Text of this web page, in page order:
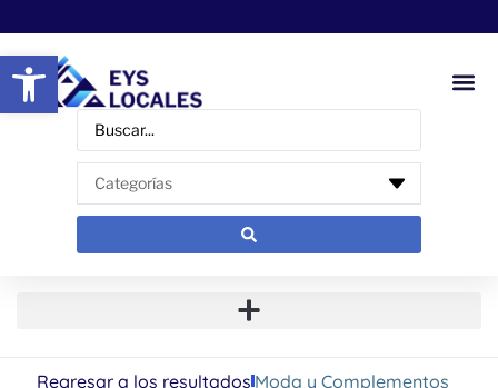
Abrir barra de herramientas
Regresar a los resultadosModa y Complementos